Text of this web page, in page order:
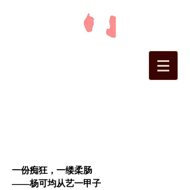
一份痴狂，一缕柔肠
——杨可均从艺一甲子